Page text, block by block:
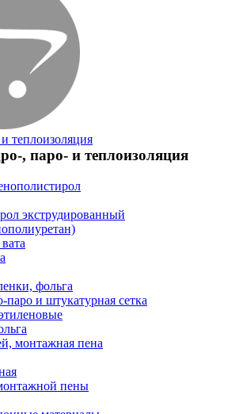
теплоизоляция
, паро- и теплоизоляция
экструдированный
фольга
и штукатурная сетка
монтажная пена
пены